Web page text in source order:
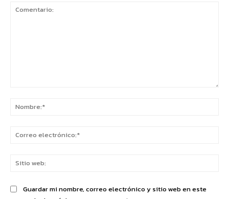
Guardar mi nombre, correo electrónico y sitio web en este